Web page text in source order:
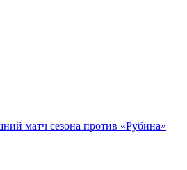
матч сезона против «Рубина»